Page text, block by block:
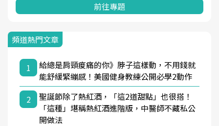
前往專題
頻道熱門文章
1
給總是肩頸痠痛的你》脖子這樣動，不用錢就
能舒緩緊繃感！美國健身教練公開必學2動作
2
聖誕節除了熱紅酒，「這2道甜點」也很搭！
「這種」堪稱熱紅酒進階版，中醫師不藏私公
開做法